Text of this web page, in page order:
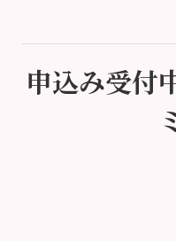
申込み受付